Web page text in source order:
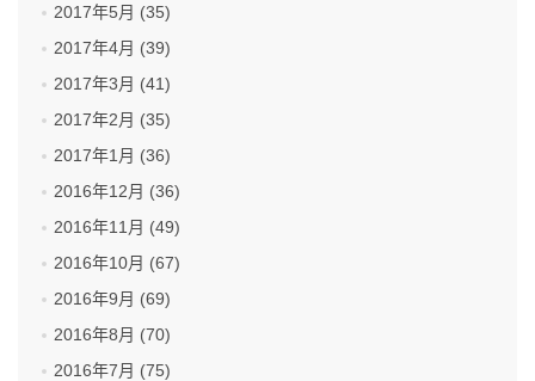
2017年5月 (35)
2017年4月 (39)
2017年3月 (41)
2017年2月 (35)
2017年1月 (36)
2016年12月 (36)
2016年11月 (49)
2016年10月 (67)
2016年9月 (69)
2016年8月 (70)
2016年7月 (75)